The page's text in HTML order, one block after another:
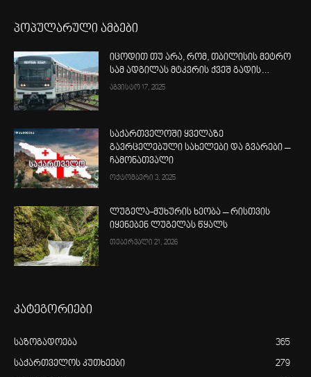
პოპულარული ამბები
იცოდით თუ არა, რომ, თბილისის მეტრო
სამ ადგილას მტკვრის ქვეშ გადის…
აგვისტო 17, 2025
საქართველოში ყველაზე
გავრცელებული სახელები და გვარები –
ჩამონათვალი
ოქტომბერი 3, 2025
ლუგელა-მუხურის ხეობა – რისთვის
იყენებენ ლუგელას წყალს
თებერვალი 21, 2026
კატეგორიები
საზოგადოება 365
საქართველოს კუთხეები 279